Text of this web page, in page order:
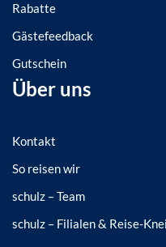
Rabatte
Gästefeedback
Gutschein
Über uns
Kontakt
So reisen wir
schulz – Team
schulz – Filialen & Reise-